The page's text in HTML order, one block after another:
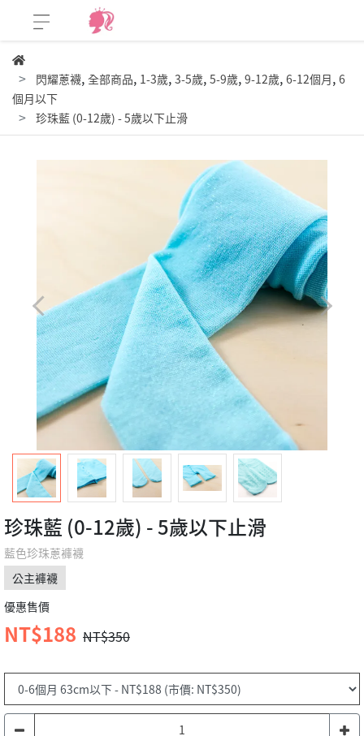
閃耀蔥襪, 全部商品, 1-3歲, 3-5歲, 5-9歲, 9-12歲, 6-12個月, 6
個月以下
珍珠藍 (0-12歲) - 5歲以下止滑
珍珠藍 (0-12歲) - 5歲以下止滑
藍色珍珠蔥褲襪
公主褲襪
優惠售價
NT$188 NT$350